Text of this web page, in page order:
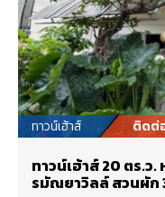
ทาวน์เฮ้าส์ ติดต่
ทาวน์เฮ้าส์ 20 ตร.
รมัณยาวิลล์ สวนผัก